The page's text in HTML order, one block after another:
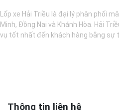
Lốp xe Hải Triều là đại lý phân phối
Minh, Đồng Nai và Khánh Hòa. Hải
vụ tốt nhất đến khách hàng bằng sự
Thông tin liên hệ